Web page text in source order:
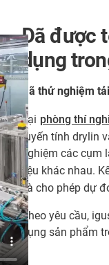
Đã được
dụng
Đã thử nghiệm
Tại phòng thí
tuyến tính drylin
nghiệm các
liệu khác nhau.
và cho phép dự
Theo yêu cầu,
dụng sản phẩm